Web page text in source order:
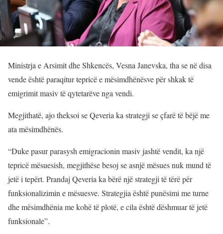
Ministrja e Arsimit dhe Shkencës, Vesna Janevska, tha se në disa
vende është paraqitur tepricë e mësimdhënësve për shkak të
emigrimit masiv të qytetarëve nga vendi.
Megjithatë, ajo theksoi se Qeveria ka strategji se çfarë të bëjë me
ata mësimdhënës.
“Duke pasur parasysh emigracionin masiv jashtë vendit, ka një
tepricë mësuesish, megjithëse besoj se asnjë mësues nuk mund të
jetë i tepërt. Prandaj Qeveria ka bërë një strategji të tërë për
funksionalizimin e mësuesve. Strategjia është punësimi me turne
dhe mësimdhënia me kohë të plotë, e cila është dëshmuar të jetë
funksionale”.